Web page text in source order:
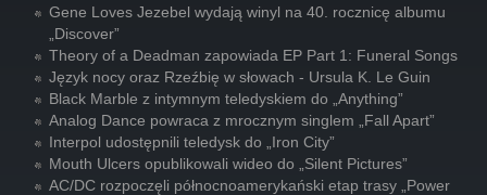
Gene Loves Jezebel wydają winyl na 40. rocznicę albumu
„Discover”
Theory of a Deadman zapowiada EP Part 1: Funeral Songs
Język nocy oraz Rzeźbię w słowach - Ursula K. Le Guin
Black Marble z intymnym teledyskiem do „Anything”
Analog Dance powraca z mrocznym singlem „Fall Apart”
Interpol udostępnili teledysk do „Iron City”
Mouth Ulcers opublikowali wideo do „Silent Pictures”
AC/DC rozpoczęli północnoamerykański etap trasy „Power